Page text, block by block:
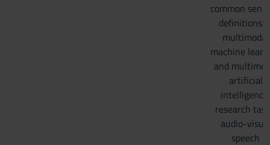
common
definitions
multimodal
machine
and
artificial
intelligence,
research
audio-
speech